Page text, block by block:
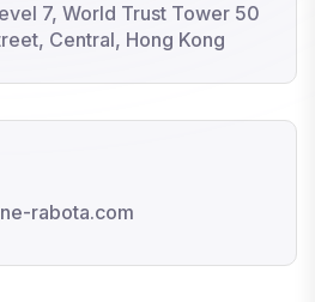
7, World Trust Tower 50
Central, Hong Kong
rabota.com